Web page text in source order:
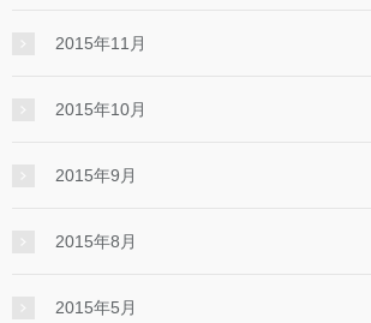
2015年11月
2015年10月
2015年9月
2015年8月
2015年5月